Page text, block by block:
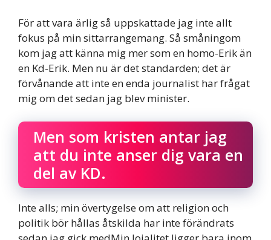
För att vara ärlig så uppskattade jag inte allt
fokus på min sittarrangemang. Så småningom
kom jag att känna mig mer som en homo-Erik än
en Kd-Erik. Men nu är det standarden; det är
förvånande att inte en enda journalist har frågat
mig om det sedan jag blev minister.
Men som kristen antar jag
att du inte anser dig vara en
del av KD.
Inte alls; min övertygelse om att religion och
politik bör hållas åtskilda har inte förändrats